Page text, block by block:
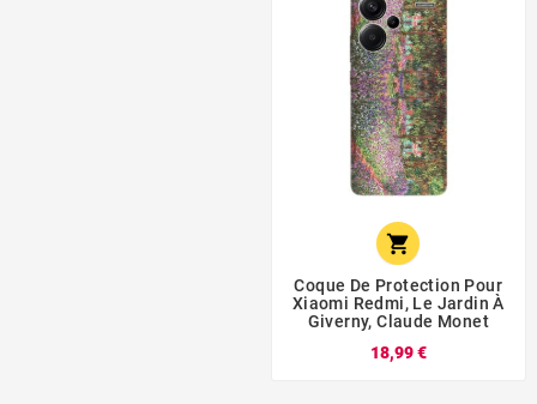

Coque De Protection Pour
Xiaomi Redmi, Le Jardin À
Giverny, Claude Monet
18,99 €